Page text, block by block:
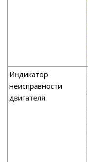
Индикатор
неисправности
двигателя